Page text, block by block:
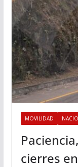
MOVILIDAD
cierres